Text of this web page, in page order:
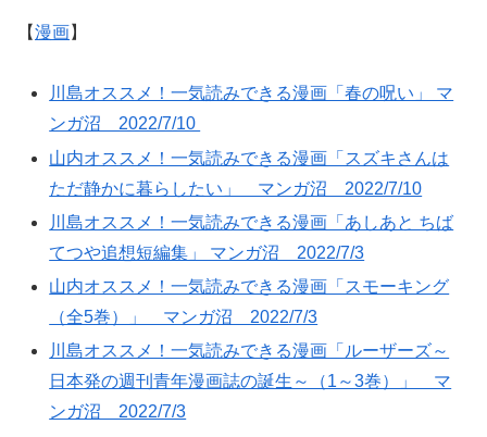
【漫画】
川島オススメ！一気読みできる漫画「春の呪い」 マ
ンガ沼 2022/7/10
山内オススメ！一気読みできる漫画「スズキさんは
ただ静かに暮らしたい」 マンガ沼 2022/7/10
川島オススメ！一気読みできる漫画「あしあと ちば
てつや追想短編集」 マンガ沼 2022/7/3
山内オススメ！一気読みできる漫画「スモーキング
（全5巻）」 マンガ沼 2022/7/3
川島オススメ！一気読みできる漫画「ルーザーズ～
日本発の週刊青年漫画誌の誕生～（1～3巻）」 マ
ンガ沼 2022/7/3